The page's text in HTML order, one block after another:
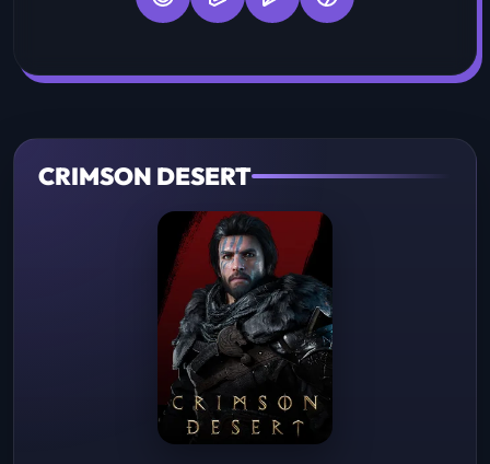
CRIMSON DESERT